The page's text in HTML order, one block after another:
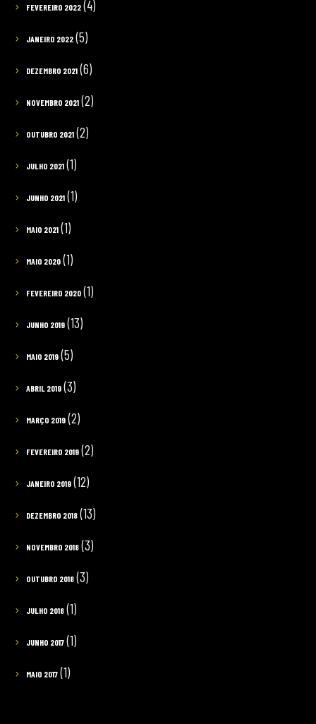
FEVEREIRO 2022(4)
JANEIRO 2022(5)
DEZEMBRO 2021(6)
NOVEMBRO 2021(2)
OUTUBRO 2021(2)
JULHO 2021(1)
JUNHO 2021(1)
MAIO 2021(1)
MAIO 2020(1)
FEVEREIRO 2020(1)
JUNHO 2019(13)
MAIO 2019(5)
ABRIL 2019(3)
MARÇO 2019(2)
FEVEREIRO 2019(2)
JANEIRO 2019(12)
DEZEMBRO 2018(13)
NOVEMBRO 2018(3)
OUTUBRO 2018(3)
JULHO 2018(1)
JUNHO 2017(1)
MAIO 2017(1)